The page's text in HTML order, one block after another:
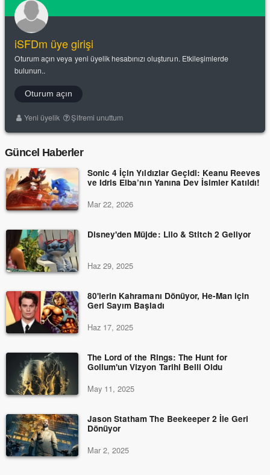
iSFDm üye girişi
Oturum açın veya yeni üyelik hesabınızı oluşturun. Etkileşimlerde
bulunun..
Oturum açın
Yeni üyelik Şifremi unuttum
Güncel Haberler
Sonic 4 İçin Yıldızlar Geçidi: Keanu Reeves
ve Idris Elba’nın Yanına Dev İsimler Katıldı!
Mar 22, 2026
Disney'den Müjde: Lilo & Stitch 2 Geliyor
Haz 29, 2025
80'lerin Kahramanı Dönüyor, He-Man için
Geri Sayım Başladı
Haz 17, 2025
The Lord of the Rings: The Hunt for
Gollum'un Vizyon Tarihi Belli Oldu
May 11, 2025
Jason Statham The Beekeeper 2 İle Geri
Dönüyor
Mar 2, 2025